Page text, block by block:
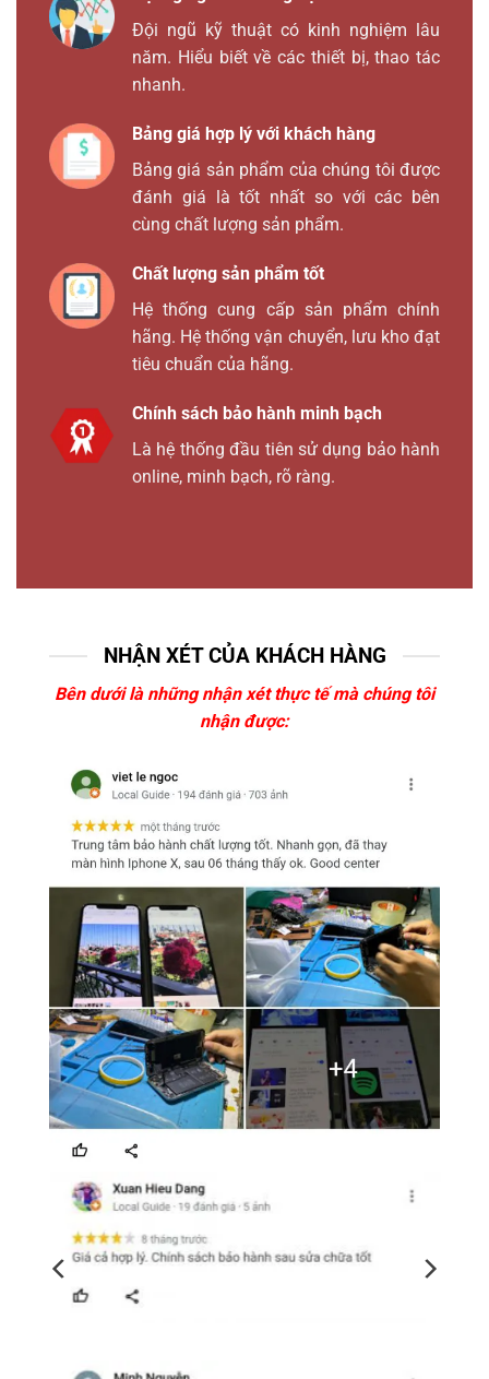
Đội ngũ kỹ thuật có kinh nghiệm lâu
năm. Hiểu biết về các thiết bị, thao tác
nhanh.
Bảng giá hợp lý với khách hàng
Bảng giá sản phẩm của chúng tôi được
đánh giá là tốt nhất so với các bên
cùng chất lượng sản phẩm.
Chất lượng sản phẩm tốt
Hệ thống cung cấp sản phẩm chính
hãng. Hệ thống vận chuyển, lưu kho đạt
tiêu chuẩn của hãng.
Chính sách bảo hành minh bạch
Là hệ thống đầu tiên sử dụng bảo hành
online, minh bạch, rõ ràng.
NHẬN XÉT CỦA KHÁCH HÀNG
Bên dưới là những nhận xét thực tế mà chúng tôi
nhận được: